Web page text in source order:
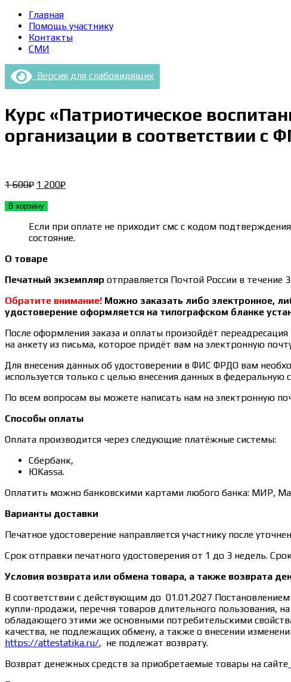
Главная
Помощь участнику
Контакты
СМИ
Версия для слабовидящих
Курс «Патриотическое
организации в соответствии с
1 600₽ Первоначальная
составляла
1 200₽Текущая
В корзину
Если при оплате не приходит смс с кодом
состояние.
О товаре
Печатный экземпляр отправляется Почтой России в течение
Обратите внимание! Можно заказать либо электронное,
удостоверение оформляется на типографском бланке
После оформления заказа и оплаты произойдёт
на анкету из письма, которое придёт вам на электронную
Для внесения данных об удостоверении в ФИС ФРДО вам
используется только с целью внесения данных в
По всем вопросам вы можете написать нам на электронную
Способы оплаты
Оплата производится через следующие платёжные системы:
Сбербанк,
ЮKassa.
Оплатить можно банковскими картами любого банка: МИР,
Варианты доставки
Печатное удостоверение направляется участнику после
Срок отправки печатного удостоверения от 1 до 3 недель.
Условия возврата или обмена товара, а также возврата
В соответствии с действующим до 01.01.2027
купли-продажи, перечня товаров длительного пользования,
обладающего этими же основными потребительскими
качества, не подлежащих обмену, а также о внесении
https://attestatika.ru/, не подлежат возврату.
Возврат денежных средств за приобретаемые товары на сайте